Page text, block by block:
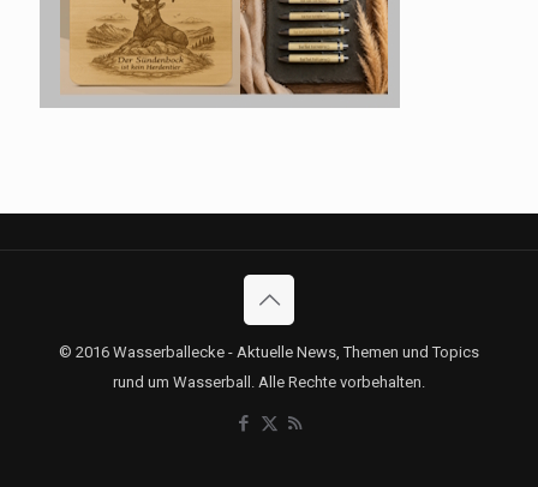
© 2016 Wasserballecke - Aktuelle News, Themen und Topics
rund um Wasserball. Alle Rechte vorbehalten.